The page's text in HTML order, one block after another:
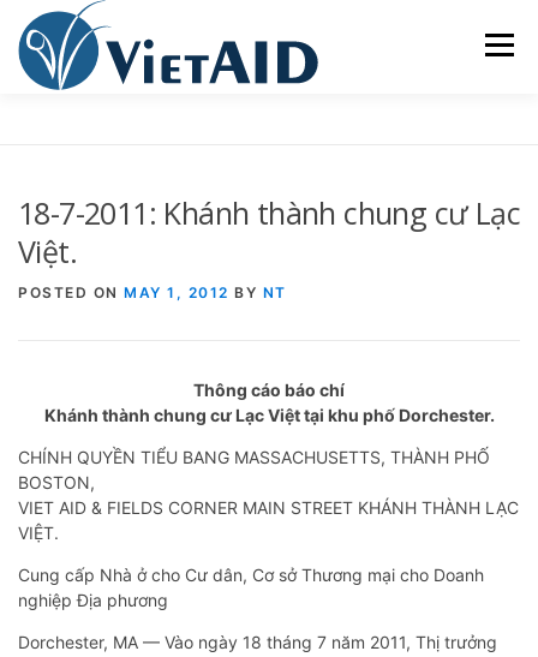
content
Menu
TRUNG TÂM CỘNG ĐỒNG SINH HOẠT
18-7-2011: Khánh thành chung cư Lạc
Việt.
POSTED ON MAY 1, 2012 BY NT
Thông cáo báo chí
Khánh thành chung cư Lạc Việt tại khu phố Dorchester.
CHÍNH QUYỀN TIỂU BANG MASSACHUSETTS, THÀNH PHỐ
BOSTON,
VIET AID & FIELDS CORNER MAIN STREET KHÁNH THÀNH LẠC
VIỆT.
Cung cấp Nhà ở cho Cư dân, Cơ sở Thương mại cho Doanh
nghiệp Địa phương
Dorchester, MA — Vào ngày 18 tháng 7 năm 2011, Thị trưởng